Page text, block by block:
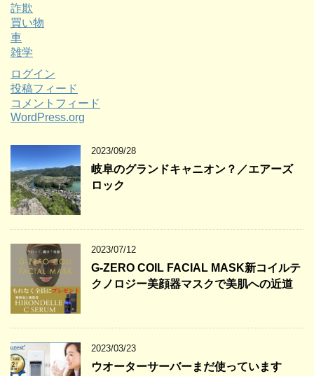
詐欺
買い物
車
雑学
ログイン
投稿フィード
コメントフィード
WordPress.org
2023/09/28
岐阜のグランドキャニオン？／エアーズ
ロック
2023/07/12
G-ZERO COIL FACIAL MASK新コイルテ
クノロジー美顔器マスクで美肌への近道
2023/03/23
ウオーターサーバーまだ使っています